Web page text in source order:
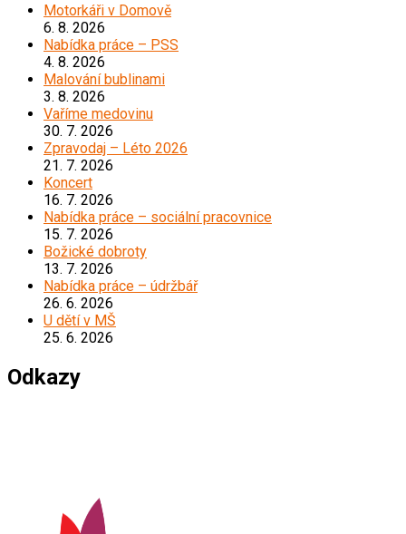
Motorkáři v Domově
6. 8. 2026
Nabídka práce – PSS
4. 8. 2026
Malování bublinami
3. 8. 2026
Vaříme medovinu
30. 7. 2026
Zpravodaj – Léto 2026
21. 7. 2026
Koncert
16. 7. 2026
Nabídka práce – sociální pracovnice
15. 7. 2026
Božické dobroty
13. 7. 2026
Nabídka práce – údržbář
26. 6. 2026
U dětí v MŠ
25. 6. 2026
Odkazy